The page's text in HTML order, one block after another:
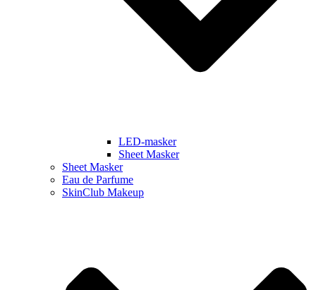
LED-masker
Sheet Masker
Sheet Masker
Eau de Parfume
SkinClub Makeup